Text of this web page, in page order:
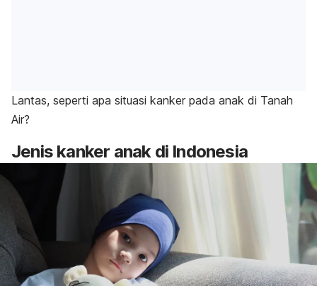
Lantas, seperti apa situasi kanker pada anak di Tanah
Air?
Jenis kanker anak di Indonesia